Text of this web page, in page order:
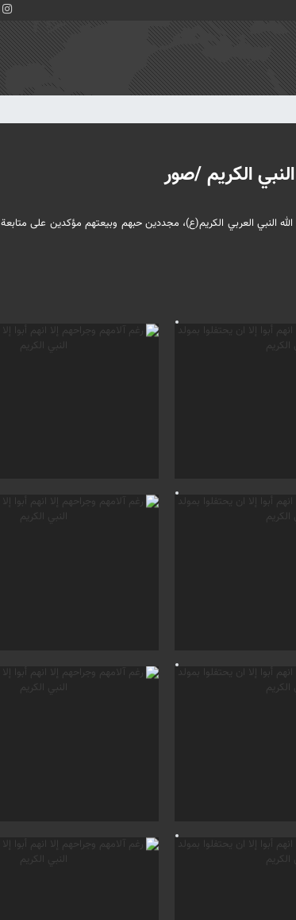
الكريم /صور
النبي العربي الكريم(ع)، مجددين حبهم وبيعتهم مؤكدين على متابعة